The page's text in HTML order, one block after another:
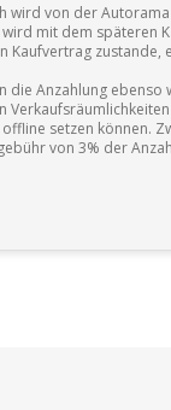
wird von der
mit dem späteren
Kaufvertrag zustande,
die Anzahlung
setzen können.
von 3% der